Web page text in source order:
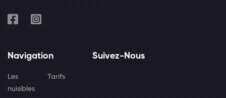
Navigation
Les
nuisibles
Tarifs
Suivez-Nous